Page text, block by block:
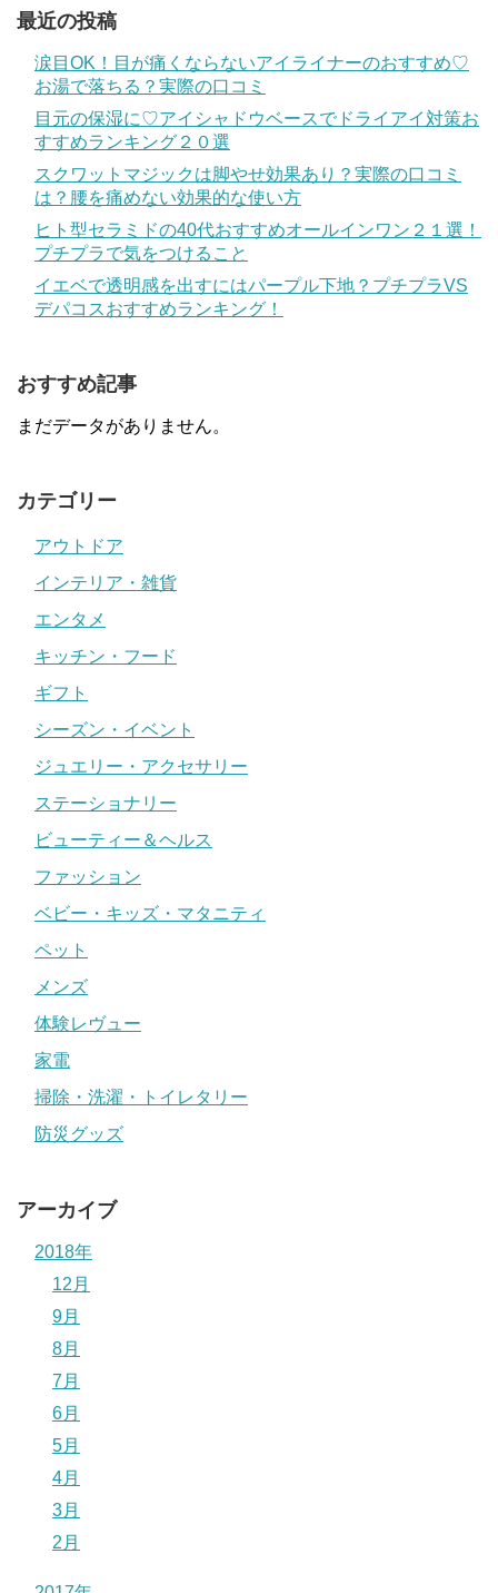
最近の投稿
涙目OK！目が痛くならないアイライナーのおすすめ♡
お湯で落ちる？実際の口コミ
目元の保湿に♡アイシャドウベースでドライアイ対策お
すすめランキング２０選
スクワットマジックは脚やせ効果あり？実際の口コミ
は？腰を痛めない効果的な使い方
ヒト型セラミドの40代おすすめオールインワン２１選！
プチプラで気をつけること
イエベで透明感を出すにはパープル下地？プチプラVS
デパコスおすすめランキング！
おすすめ記事
まだデータがありません。
カテゴリー
アウトドア
インテリア・雑貨
エンタメ
キッチン・フード
ギフト
シーズン・イベント
ジュエリー・アクセサリー
ステーショナリー
ビューティー＆ヘルス
ファッション
ベビー・キッズ・マタニティ
ペット
メンズ
体験レヴュー
家電
掃除・洗濯・トイレタリー
防災グッズ
アーカイブ
2018年
12月
9月
8月
7月
6月
5月
4月
3月
2月